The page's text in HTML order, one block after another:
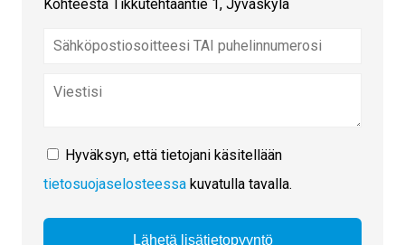
Kohteesta Tikkutehtaantie 1, Jyväskylä
Hyväksyn, että tietojani käsitellään
tietosuojaselosteessa kuvatulla tavalla.